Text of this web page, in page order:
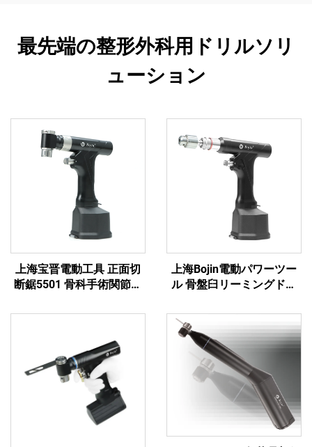
最先端の整形外科用ドリルソリ
ューション
上海宝晋電動工具 正面切
断鋸5501 骨科手術関節外
上海Bojin電動パワーツー
ル 骨盤臼リーミングドリ
節外傷用システム5000